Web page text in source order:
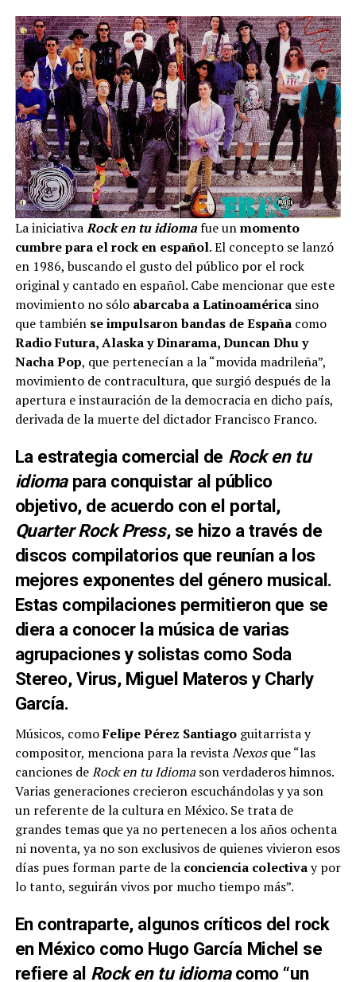
La iniciativaRock en tu idiomafue unmomento
cumbre para el rock en español. El concepto se lanzó
en 1986, buscando el gusto del público por el rock
original y cantado en español. Cabe mencionar que este
movimiento no sóloabarcaba a Latinoamérica sino
que también se impulsaron bandas de España como
Radio Futura, Alaska y Dinarama, Duncan Dhu y
Nacha Pop, que pertenecían a la “movida madrileña”,
movimiento de contracultura, que surgió después de la
apertura e instauración de la democracia en dicho país,
derivada de la muerte del dictador Francisco Franco.
La estrategia comercial de Rock en tu
idiomapara conquistar al público
objetivo, de acuerdo con el portal,
Quarter Rock Press, se hizo a través de
discos compilatoriosque reunían a los
mejores exponentes del género musical.
Estas compilaciones permitieron que se
diera a conocer la música de varias
agrupaciones y solistas como Soda
Stereo, Virus, Miguel Materos y Charly
García.
Músicos, comoFelipe Pérez Santiagoguitarrista y
compositor, menciona para la revistaNexosque “las
canciones deRock en tu Idiomason verdaderos himnos.
Varias generaciones crecieron escuchándolas y ya son
un referente de la cultura en México. Se trata de
grandes temas que ya no pertenecen a los años ochenta
ni noventa, ya no son exclusivos de quienes vivieron esos
días pues forman parte de laconciencia colectivay por
lo tanto, seguirán vivos por mucho tiempo más”.
En contraparte, algunos críticos del rock
en México como Hugo García Michel se
refiere al Rock en tu idiomacomo “un